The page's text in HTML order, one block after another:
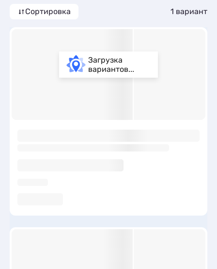
Сортировка 1 вариант
Загрузка
вариантов...